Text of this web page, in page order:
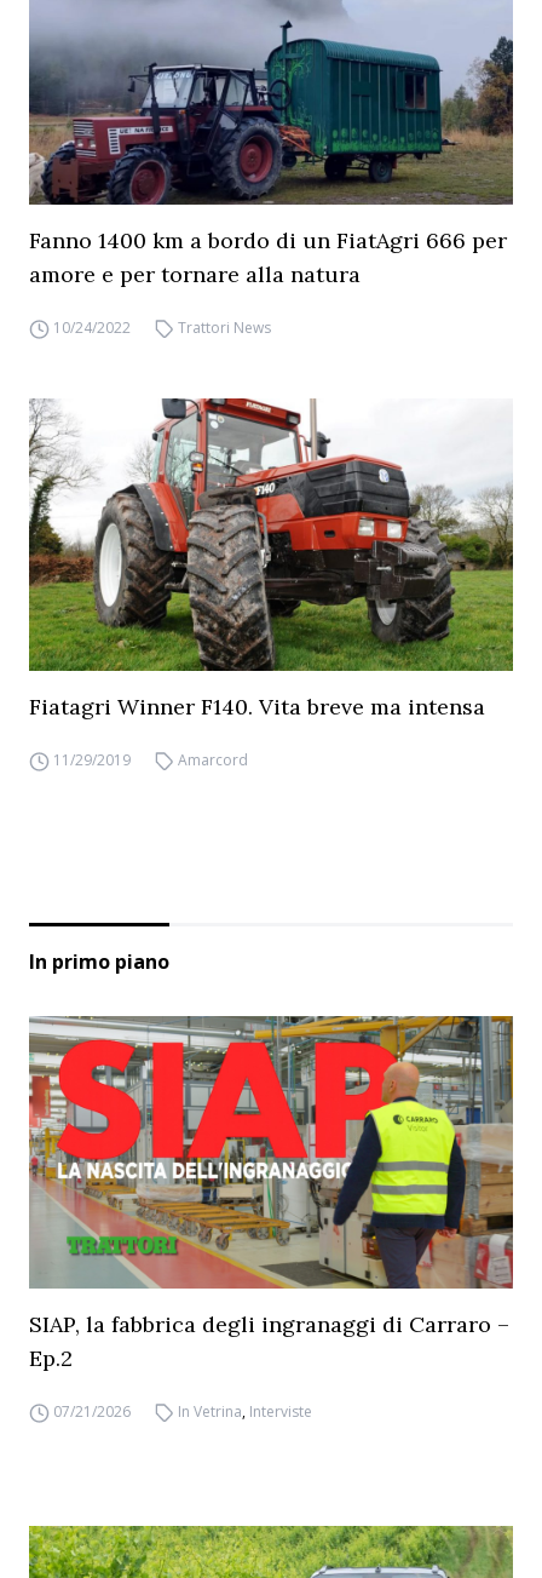
Fanno 1400 km a bordo di un FiatAgri 666 per
amore e per tornare alla natura
10/24/2022 Trattori News
Fiatagri Winner F140. Vita breve ma intensa
11/29/2019 Amarcord
In primo piano
SIAP, la fabbrica degli ingranaggi di Carraro –
Ep.2
07/21/2026 In Vetrina, Interviste